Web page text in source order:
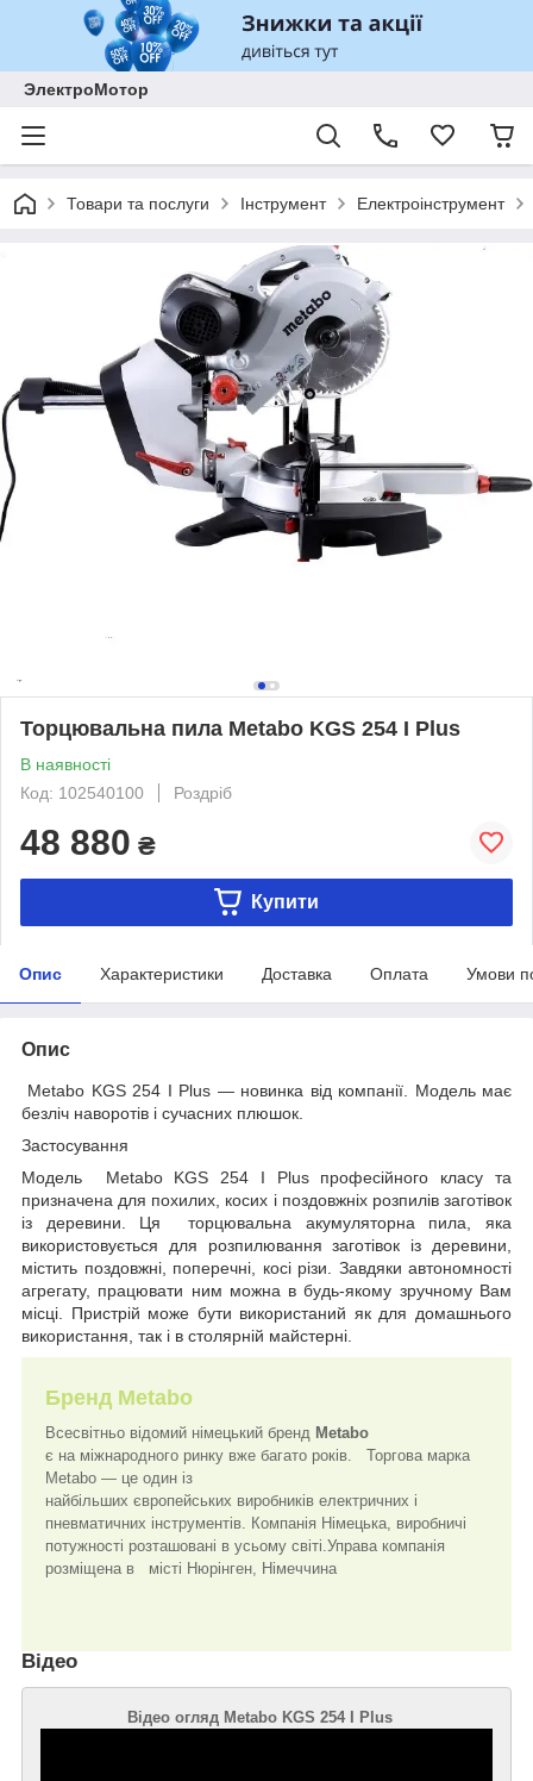
ЭлектроМотор
Товари та послуги Інструмент Електроінструмент
Торцювальна пила Metabo KGS 254 I Plus
В наявності
Код: 102540100
Роздріб
48 880 ₴
Купити
Опис Характеристики Доставка Оплата Умови
Опис
Metabo KGS 254 I Plus — новинка від компанії. Модель має
безліч наворотів і сучасних плюшок.
Застосування
Модель Metabo KGS 254 I Plus професійного класу та
призначена для похилих, косих і поздовжніх розпилів заготівок
із деревини. Ця торцювальна акумуляторна пила, яка
використовується для розпилювання заготівок із деревини,
містить поздовжні, поперечні, косі різи. Завдяки автономності
агрегату, працювати ним можна в будь-якому зручному Вам
місці. Пристрій може бути використаний як для домашнього
використання, так і в столярній майстерні.
Бренд Metabo
Всесвітньо відомий німецький бренд Metabo
є на міжнародного ринку вже багато років. Торгова марка
Metabo — це один із
найбільших європейських виробників електричних і
пневматичних інструментів. Компанія Німецька, виробничі
потужності розташовані в усьому світі.Управа компанія
розміщена в місті Нюрінген, Німеччина
Відео
Відео огляд Metabo KGS 254 I Plus